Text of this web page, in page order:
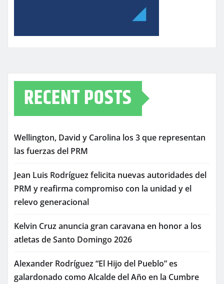
RECENT POSTS
Wellington, David y Carolina los 3 que representan
las fuerzas del PRM
Jean Luis Rodríguez felicita nuevas autoridades del
PRM y reafirma compromiso con la unidad y el
relevo generacional
Kelvin Cruz anuncia gran caravana en honor a los
atletas de Santo Domingo 2026
Alexander Rodríguez “El Hijo del Pueblo” es
galardonado como Alcalde del Año en la Cumbre